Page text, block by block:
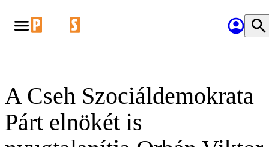
A Cseh Szociáldemokrata
Párt elnökét is